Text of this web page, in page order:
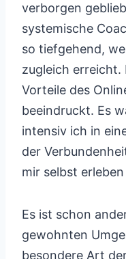
verborgen
systemische
so tiefgehend,
zugleich erreicht.
Vorteile des
beeindruckt. Es
intensiv ich in
der
mir selbst
Es ist schon
gewohnten
besondere Art